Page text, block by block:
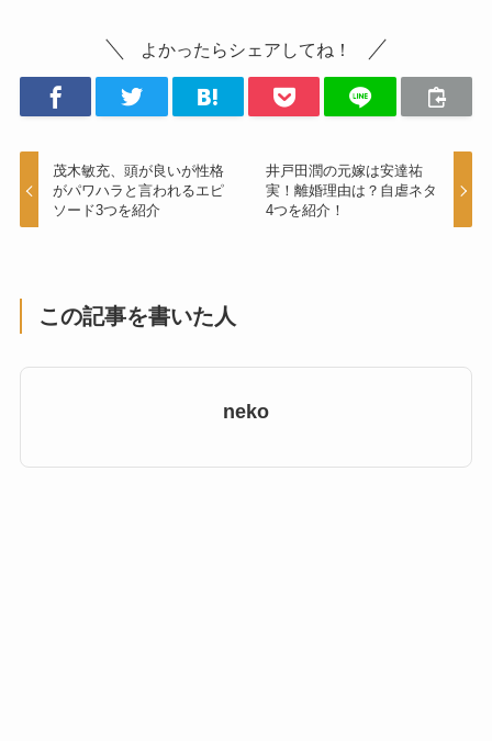
よかったらシェアしてね！
茂木敏充、頭が良いが性格
がパワハラと言われるエピ
ソード3つを紹介
井戸田潤の元嫁は安達祐
実！離婚理由は？自虐ネタ
4つを紹介！
この記事を書いた人
neko